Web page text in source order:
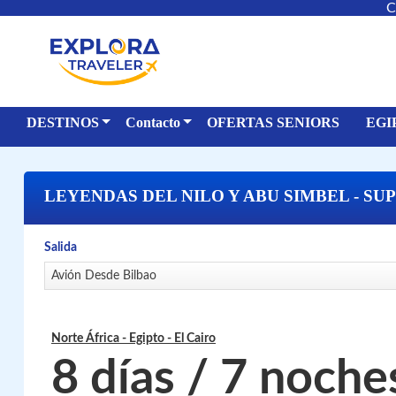
DESTINOS Contacto OFERTAS SENIORS
LEYENDAS DEL NILO Y ABU SIMBEL -
Salida
Avión Desde Bilbao
Norte África - Egipto - El Cairo
8 días / 7